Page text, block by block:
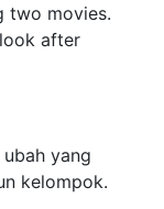
two movies.
after
yang
kelompok.